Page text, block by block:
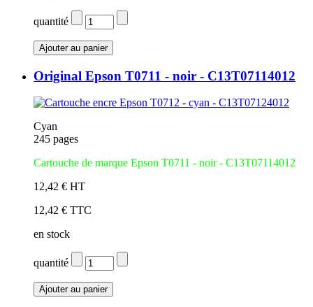
quantité
Original Epson T0711 - noir - C13T07114012
Cyan
245 pages
Cartouche de marque Epson T0711 - noir - C13T07114012
12,42 € HT
12,42 € TTC
en stock
quantité